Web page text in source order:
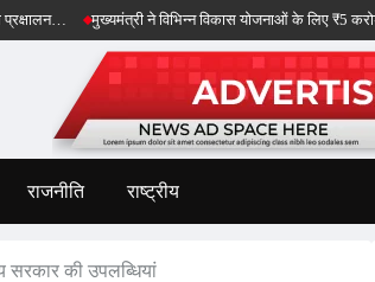
मुख्यमंत्री ने विभिन्न विकास योजनाओं के लिए ₹5 करोड़ की वित्तीय
राजनीति राष्ट्रीय
सरकार की उपलब्धियां